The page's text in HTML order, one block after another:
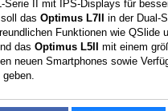
Serie II mit IPS-Displays für
das Optimus L7II
in der Dual-
Funktionen wie QSlide
das Optimus L5II
mit einem
neuen Smartphones sowie
geben.